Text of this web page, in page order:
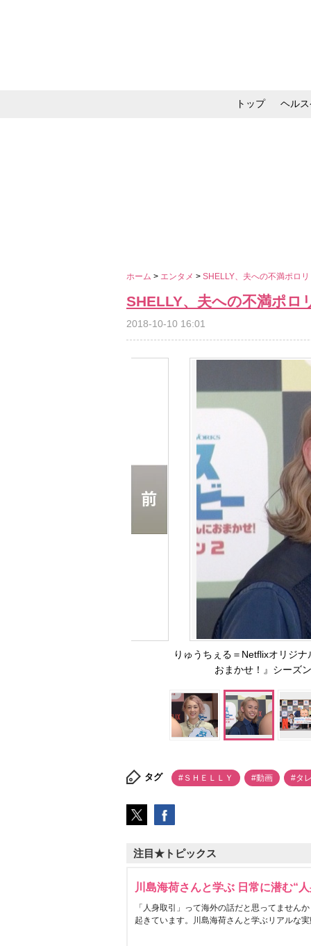
トップ ヘル
ホーム > エンタメ > SHELLY、夫への不満ポロ
SHELLY、夫への不満ポロ
2018-10-10 16:01
りゅうちぇる＝Netflixオリジ
おまかせ！』シーズ
タグ #ＳＨＥＬＬＹ #動画 #タ
注目★トピックス
川島海荷さんと学ぶ 日常に潜む“
「人身取引」って海外の話だと思ってません
起きています。川島海荷さんと学ぶリアルな